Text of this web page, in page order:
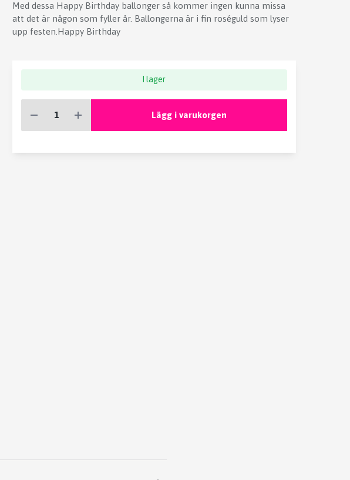
Med dessa Happy Birthday ballonger så kommer ingen kunna missa
att det är någon som fyller år. Ballongerna är i fin roséguld som lyser
upp festen.Happy Birthday
I lager
Lägg i varukorgen